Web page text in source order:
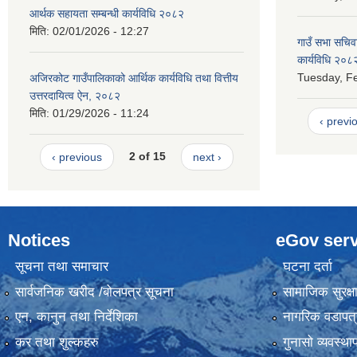
आर्थक सहायता सम्बन्धी कार्यविधि २०८२
मिति: 02/01/2026 - 12:27
अजिरकोट गाउँपालिकाको आर्थिक कार्यविधि तथा वित्तीय
उत्तरदायित्व ऐन, २०८२
मिति: 01/29/2026 - 11:24
‹ previous 2 of 15 next ›
गाउँ सभा
कार्यविधि
Tuesday,
‹
Notices
सूचना तथा समाचार
सार्वजनिक खरीद /बोलपत्र सूचना
एन, कानुन तथा निर्देशिका
कर तथा शुल्कहरु
eGov
घटना दर्ता
सामाजिक सुरक्षा
नागरिक
गुनासो